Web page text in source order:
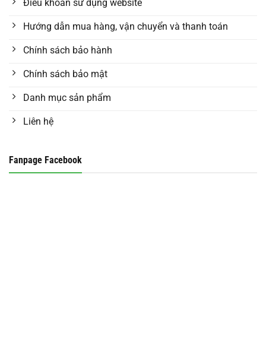
Điều khoản sử dụng website
Hướng dẫn mua hàng, vận chuyển và thanh toán
Chính sách bảo hành
Chính sách bảo mật
Danh mục sản phẩm
Liên hệ
Fanpage Facebook